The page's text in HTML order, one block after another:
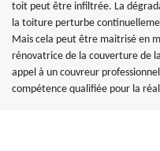
toit peut être infiltrée. La
la toiture perturbe
Mais cela peut être maitrisé en
rénovatrice de la couverture de
appel à un couvreur
compétence qualifiée pour la